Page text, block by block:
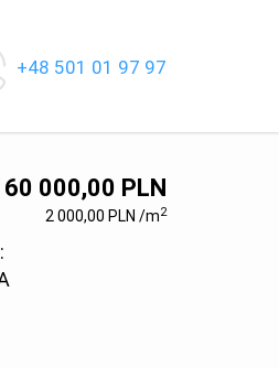
+48 501 01 97 97
000,00 PLN
2 000,00 PLN /m2